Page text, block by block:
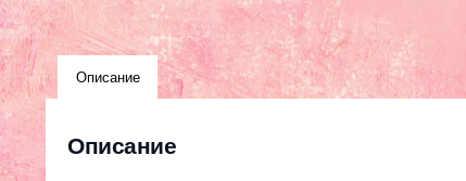
Описание
Описание